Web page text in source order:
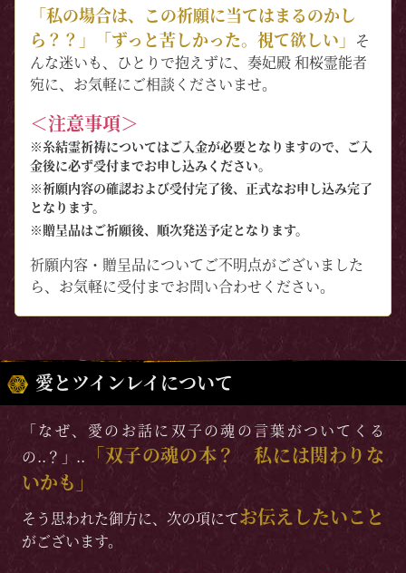
「私の場合は、この祈願に当てはまるのかし
ら？？」「ずっと苦しかった。視て欲しい」 そ
んな迷いも、ひとりで抱えずに、奏妃殿 和桜霊能者
宛に、お気軽にご相談くださいませ。
＜注意事項＞
※糸結霊祈祷についてはご入金が必要となりますので、ご入
金後に必ず受付までお申し込みください。
※祈願内容の確認および受付完了後、正式なお申し込み完了
となります。
※贈呈品はご祈願後、順次発送予定となります。
祈願内容・贈呈品についてご不明点がございました
ら、お気軽に受付までお問い合わせください。
愛とツインレイについて
「なぜ、愛のお話に双子の魂の言葉がついてくる
の..？」..
「双子の魂の本？ 私には関わりな
いかも」
そう思われた御方に、次の項にてお伝えしたいこと
がございます。